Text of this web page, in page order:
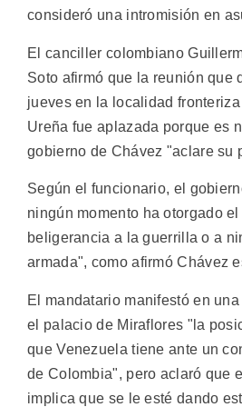
consideró una intromisión en
El canciller colombiano
Soto afirmó que la reunión que
jueves en la localidad
Ureña fue aplazada porque es
gobierno de Chávez "aclare su
Según el funcionario, el
ningún momento ha otorgado
beligerancia a la guerrilla o a
armada", como afirmó Chávez
El mandatario manifestó en
el palacio de Miraflores "la
que Venezuela tiene ante un
de Colombia", pero aclaró que
implica que se le esté dando